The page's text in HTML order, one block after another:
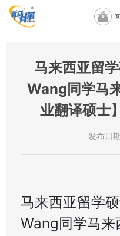
马来西亚留
Wang同学马
业翻译硕士
发布日
马来西亚留学
Wang同学马来